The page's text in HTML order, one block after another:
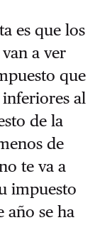
es que los
a ver
que
inferiores al
de la
de
te va a
impuesto
año se ha